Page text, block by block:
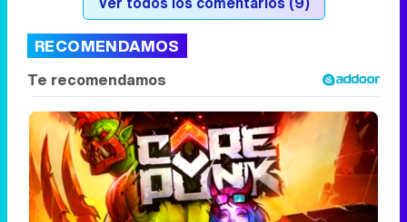
RECOMENDAMOS